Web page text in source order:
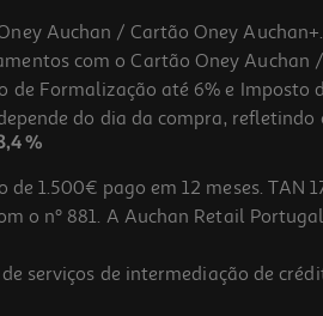
Auchan / Cartão Oney Auchan+.
com o Cartão Oney
de Formalização até 6% e Imposto
do dia da compra,
%
1.500€ pago em 12 meses.
o nº 881. A Auchan Retail
serviços de intermediação de